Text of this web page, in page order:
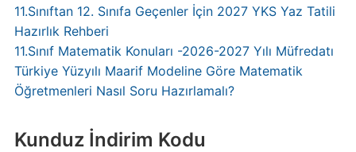
11.Sınıftan 12. Sınıfa Geçenler İçin 2027 YKS Yaz Tatili
Hazırlık Rehberi
11.Sınıf Matematik Konuları -2026-2027 Yılı Müfredatı
Türkiye Yüzyılı Maarif Modeline Göre Matematik
Öğretmenleri Nasıl Soru Hazırlamalı?
Kunduz İndirim Kodu